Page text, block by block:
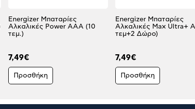
Energizer Μπαταρίες
Αλκαλικές Power AAA (10
τεμ.)
7,49€
Προσθήκη
Energizer Μπαταρίες
Αλκαλικές Max Ultra+
τεμ+2 Δώρο)
7,49€
Προσθήκη